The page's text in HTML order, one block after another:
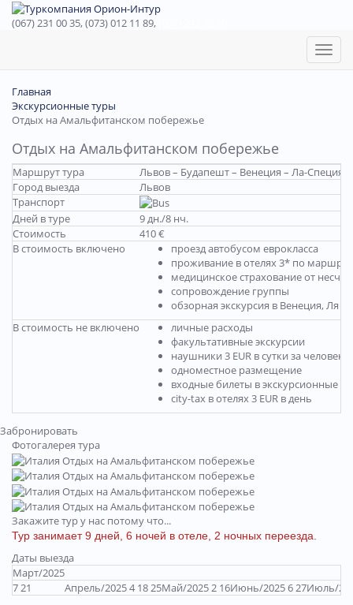
(067) 231 00 35, (073) 012 11 89,
Toggle
Главная
Экскурсионные туры
Отдых на Амальфитанском побережье
Отдых на Амальфитанском побережье
Маршрут тура
Львов – Будапешт – Венеция – Ла-Специя
Город выезда
Львов
Транспорт
Дней в туре
9 дн./8 нч.
Стоимость
410 €
В стоимость включено
проезд автобусом еврокласса
проживание в отелях 3* по
медицинское страхование от
сопровождение группы
обзорная экскурсия в Венеция, Ля
В стоимость не включено
личные расходы
факультативные экскурсии
наушники 3 EUR в сутки за человека
одноместное размещение
входные билеты в экскурсионные
city-tax в отелях 3 EUR в день
Забронировать
Фотогалерея тура
Закажите тур у нас потому что...
Тур занимает 9 дней, 6 ночей в отеле, 2 ночных переезда.
Даты выезда
Март/2025
7 21
Апрель/2025 4 18 25Май/2025 2 16Июнь/2025 6 27Июль/